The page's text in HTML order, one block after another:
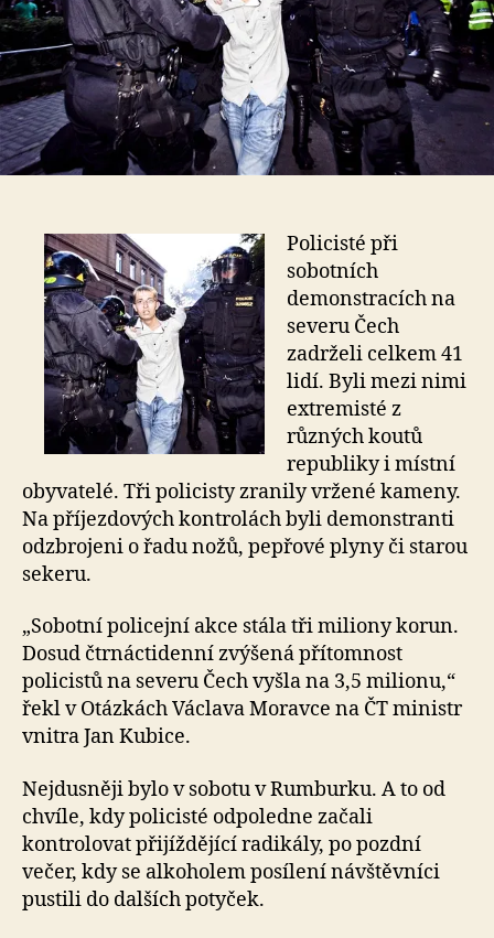
Policisté při
sobotních
demonstracích na
severu Čech
zadrželi celkem 41
lidí. Byli mezi nimi
extremisté z
různých koutů
republiky i místní
obyvatelé. Tři policisty zranily vržené kameny.
Na příjezdových kontrolách byli demonstranti
odzbrojeni o řadu nožů, pepřové plyny či starou
sekeru.
„Sobotní policejní akce stála tři miliony korun.
Dosud čtrnáctidenní zvýšená přítomnost
policistů na severu Čech vyšla na 3,5 milionu,“
řekl v Otázkách Václava Moravce na ČT ministr
vnitra Jan Kubice.
Nejdusněji bylo v sobotu v Rumburku. A to od
chvíle, kdy policisté odpoledne začali
kontrolovat přijíždějící radikály, po pozdní
večer, kdy se alkoholem posílení návštěvníci
pustili do dalších potyček.